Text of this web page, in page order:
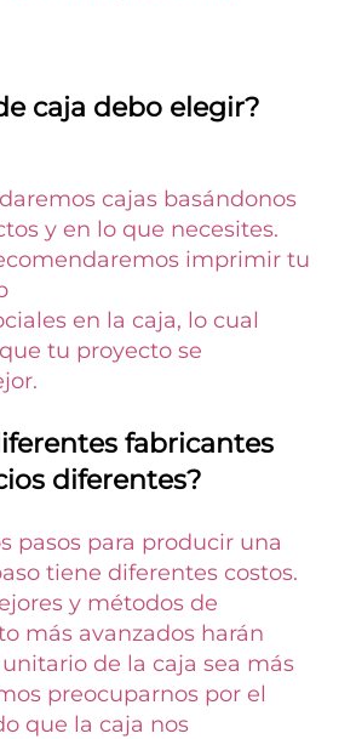
caja debo elegir?
cajas basándonos
y en lo que necesites.
imprimir tu
en la caja, lo cual
tu proyecto se
fabricantes
diferentes?
pasos para producir una
tiene diferentes costos.
y métodos de
más avanzados harán
de la caja sea más
preocuparnos por el
que la caja nos